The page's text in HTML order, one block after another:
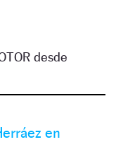
desde
en